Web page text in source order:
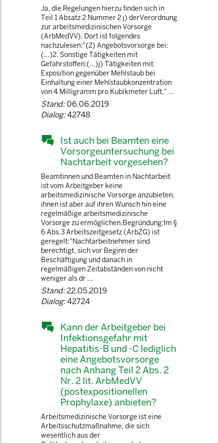
Ja, die Regelungen hierzu finden sich in
Teil 1 Absatz 2 Nummer 2 j) derVerordnung
zur arbeitsmedizinischen Vorsorge
(ArbMedVV). Dort ist folgendes
nachzulesen:"(2) Angebotsvorsorge bei:
(...)2. Sonstige Tätigkeiten mit
Gefahrstoffen:(...)j) Tätigkeiten mit
Exposition gegenüber Mehlstaub bei
Einhaltung einer Mehlstaubkonzentration
von 4 Milligramm pro Kubikmeter Luft," ...
Stand:06.06.2019
Dialog:42748
Ist auch bei Beamten eine
Vorsorgeuntersuchung bei
Nachtarbeit vorgesehen?
Beamtinnen und Beamten in Nachtarbeit
ist vom Arbeitgeber keine
arbeitsmedizinische Vorsorge anzubieten,
ihnen ist aber auf ihren Wunsch hin eine
regelmäßige arbeitsmedizinische
Vorsorge zu ermöglichen.Begründung:Im §
6 Abs.3 Arbeitszeitgesetz (ArbZG) ist
geregelt:"Nachtarbeitnehmer sind
berechtigt, sich vor Beginn der
Beschäftigung und danach in
regelmäßigen Zeitabständen von nicht
weniger als dr ...
Stand:22.05.2019
Dialog:42724
Kann der Arbeitgeber bei
Infektionsgefahr mit
Hepatitis-B und -C lediglich
eine Angebotsvorsorge
nach Anhang Teil 2 Abs. 2
Nr. 2 lit. ArbMedVV
(postexpositionellen
Prophylaxe) anbieten?
Arbeitsmedizinische Vorsorge ist eine
Arbeitsschutzmaßnahme, die sich
wesentlich aus der